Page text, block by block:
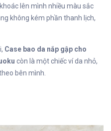
lên mình nhiều màu sắc
không kém phần thanh lịch,
Case bao da nắp gập cho
còn là một chiếc ví da nhỏ,
bên mình.